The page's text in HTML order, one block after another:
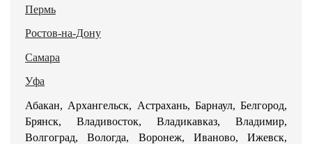
Пермь
Ростов-на-Дону
Самара
Уфа
Абакан, Архангельск, Астрахань, Барнаул, Белгород,
Брянск, Владивосток, Владикавказ, Владимир,
Волгоград, Вологда, Воронеж, Иваново, Ижевск,